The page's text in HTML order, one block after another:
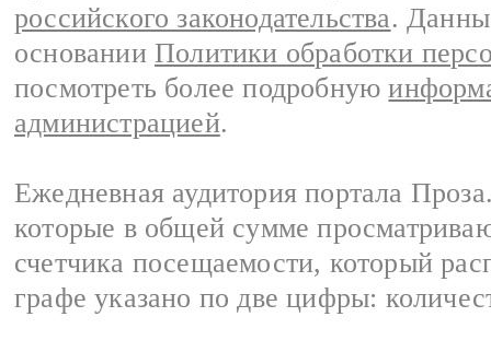
российского законодательства.
основании Политики обработки
посмотреть более подробную
администрацией.
Ежедневная аудитория портала
которые в общей сумме
счетчика посещаемости, который
графе указано по две цифры: